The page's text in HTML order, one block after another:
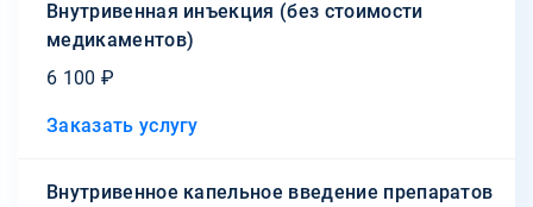
Внутривенная инъекция (без стоимости
медикаментов)
6 100 ₽
Заказать услугу
Внутривенное капельное введение препаратов